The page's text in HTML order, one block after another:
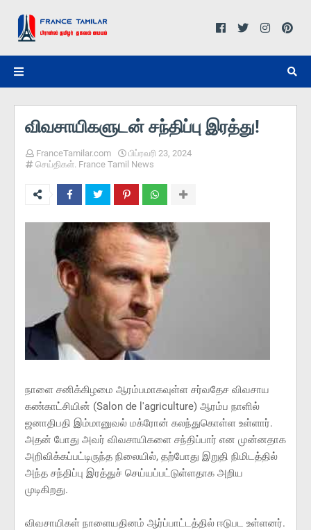
விவசாயிகளுடன் சந்திப்பு இரத்து!
FranceTamilar.com
பிப்ரவரி 23, 2024
செய்திகள். France Tamil News
நாளை சனிக்கிழமை ஆரம்பமாகவுள்ள சர்வதேச விவசாய
கண்காட்சியின் (Salon de l'agriculture) ஆரம்ப நாளில்
ஜனாதிபதி இம்மானுவல் மக்ரோன் கலந்துகொள்ள உள்ளார்.
அதன் போது அவர் விவசாயிகளை சந்திப்பார் என முன்னதாக
அறிவிக்கப்பட்டிருந்த நிலையில், தற்போது இறுதி நிமிடத்தில்
அந்த சந்திப்பு இரத்துச் செய்யப்பட்டுள்ளதாக அறிய
முடிகிறது.
விவசாயிகள் நாளையதினம் ஆர்ப்பாட்டத்தில் ஈடுபட உள்ளனர்.